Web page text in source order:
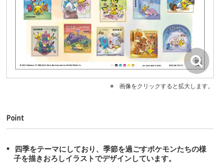
画像をクリックすると拡大します。
Point
四季をテーマにしており、季節を過ごすポケモンたちの様
子を描きおろしイラストでデザインしています。